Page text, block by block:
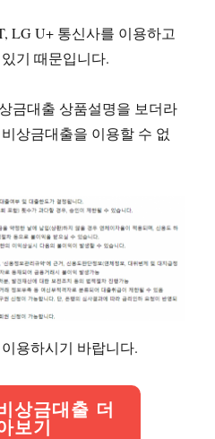
LG U+ 통신사를 이용하고
기 때문입니다.
금대출 상품설명을 보더라
상금대출을 이용할 수 없
용하시기 바랍니다.
상금대출 더
보기